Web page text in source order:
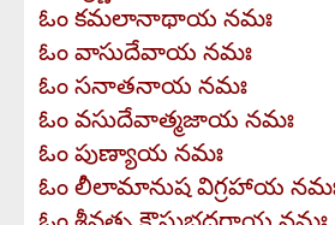
ఓం కమలానాథాయ నమః
ఓం వాసుదేవాయ నమః
ఓం సనాతనాయ నమః
ఓం వసుదేవాత్మజాయ నమః
ఓం పుణ్యాయ నమః
ఓం లీలామానుష విగ్రహాయ